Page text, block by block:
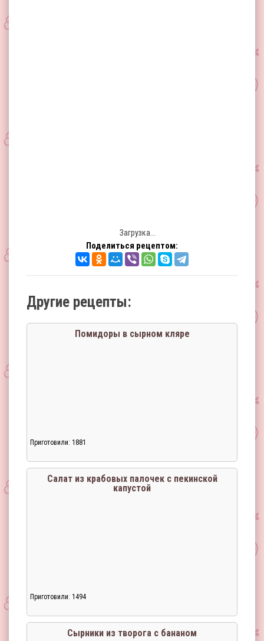
Загрузка...
Поделиться рецептом:
Другие рецепты:
Помидоры в сырном кляре
Приготовили: 1881
Салат из крабовых палочек с пекинской
капустой
Приготовили: 1494
Сырники из творога с бананом